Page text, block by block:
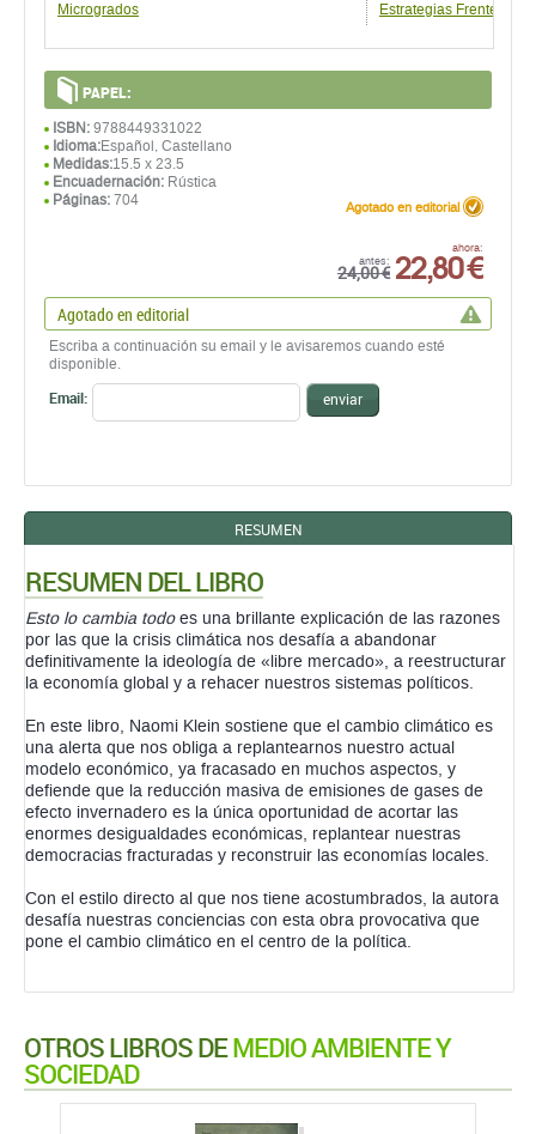
Microgrados Estrategias Frente Al
PAPEL:
ISBN: 9788449331022
Idioma:Español, Castellano
Medidas:15.5 x 23.5
Encuadernación: Rústica
Páginas: 704
antes:
24,00 €
ahora:
22,80 €
Agotado en editorial
Agotado en editorial
Escriba a continuación su email y le avisaremos cuando esté
disponible.
Email: enviar
RESUMEN
RESUMEN DEL LIBRO
Esto lo cambia todoes una brillante explicación de las razones
por las que la crisis climática nos desafía a abandonar
definitivamente la ideología de «libre mercado», a reestructurar
la economía global y a rehacer nuestros sistemas políticos.
En este libro, Naomi Klein sostiene que el cambio climático es
una alerta que nos obliga a replantearnos nuestro actual
modelo económico, ya fracasado en muchos aspectos, y
defiende que la reducción masiva de emisiones de gases de
efecto invernadero es la única oportunidad de acortar las
enormes desigualdades económicas, replantear nuestras
democracias fracturadas y reconstruir las economías locales.
Con el estilo directo al que nos tiene acostumbrados, la autora
desafía nuestras conciencias con esta obra provocativa que
pone el cambio climático en el centro de la política.
OTROS LIBROS DEMEDIO AMBIENTE Y
SOCIEDAD